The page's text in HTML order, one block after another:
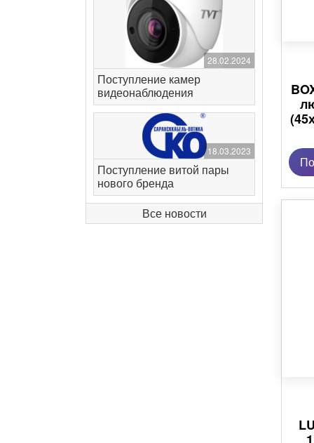
28.02.2024
Поступление камер
видеонаблюдения
18.03.2023
Поступление витой пары
нового бренда
Все новости